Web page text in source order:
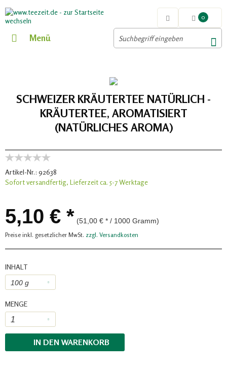
0
Menü
SCHWEIZER KRÄUTERTEE NATÜRLICH -
KRÄUTERTEE, AROMATISIERT
(NATÜRLICHES AROMA)
Artikel-Nr.: 92638
Sofort versandfertig, Lieferzeit ca. 5-7 Werktage
5,10 € * (51,00 € * / 1000 Gramm)
Preise inkl. gesetzlicher MwSt. zzgl. Versandkosten
INHALT
MENGE
IN DEN WARENKORB